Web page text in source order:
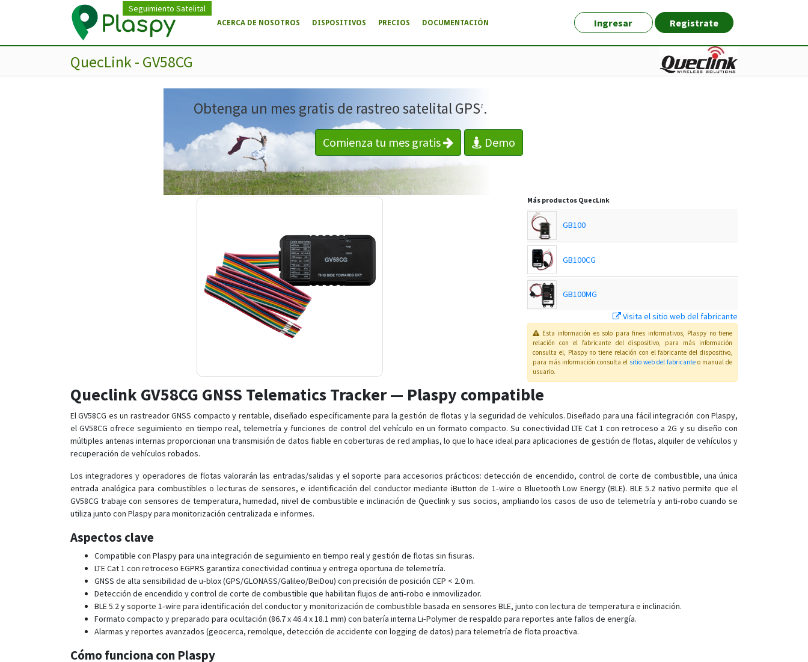
Seguimiento Satelital
Ingresar Registrate
ACERCA DE NOSOTROS DISPOSITIVOS PRECIOS DOCUMENTACIÓN
QuecLink - GV58CG
Obtenga un mes gratis de rastreo satelital GPS1 .
Comienza tu mes gratis Demo
Más productos QuecLink
GB100
GB100CG
GB100MG
GB100P
GB130MG
GL100M
GL200
GL33
GL33CG
GL50MG
GL520MG
Visita el sitio web del fabricante
Esta información es solo para fines informativos, Plaspy no tiene
relación con el fabricante del dispositivo, para más información
consulta el, Plaspy no tiene relación con el fabricante del dispositivo,
para más información consulta el sitio web del fabricante o manual de
usuario.
Queclink GV58CG GNSS Telematics Tracker — Plaspy compatible
El GV58CG es un rastreador GNSS compacto y rentable, diseñado específicamente para la gestión de flotas y la seguridad de vehículos. Diseñado para una fácil integración con Plaspy,
el GV58CG ofrece seguimiento en tiempo real, telemetría y funciones de control del vehículo en un formato compacto. Su conectividad LTE Cat 1 con retroceso a 2G y su diseño con
múltiples antenas internas proporcionan una transmisión de datos fiable en coberturas de red amplias, lo que lo hace ideal para aplicaciones de gestión de flotas, alquiler de vehículos y
recuperación de vehículos robados.
Los integradores y operadores de flotas valorarán las entradas/salidas y el soporte para accesorios prácticos: detección de encendido, control de corte de combustible, una única
entrada analógica para combustibles o lecturas de sensores, e identificación del conductor mediante iButton de 1‑wire o Bluetooth Low Energy (BLE). BLE 5.2 nativo permite que el
GV58CG trabaje con sensores de temperatura, humedad, nivel de combustible e inclinación de Queclink y sus socios, ampliando los casos de uso de telemetría y anti‑robo cuando se
utiliza junto con Plaspy para monitorización centralizada e informes.
Aspectos clave
Compatible con Plaspy para una integración de seguimiento en tiempo real y gestión de flotas sin fisuras.
LTE Cat 1 con retroceso EGPRS garantiza conectividad continua y entrega oportuna de telemetría.
GNSS de alta sensibilidad de u‑blox (GPS/GLONASS/Galileo/BeiDou) con precisión de posición CEP < 2.0 m.
Detección de encendido y control de corte de combustible que habilitan flujos de anti‑robo e inmovilizador.
BLE 5.2 y soporte 1‑wire para identificación del conductor y monitorización de combustible basada en sensores BLE, junto con lectura de temperatura e inclinación.
Formato compacto y preparado para ocultación (86.7 x 46.4 x 18.1 mm) con batería interna Li‑Polymer de respaldo para reportes ante fallos de energía.
Alarmas y reportes avanzados (geocerca, remolque, detección de accidente con logging de datos) para telemetría de flota proactiva.
Cómo funciona con Plaspy